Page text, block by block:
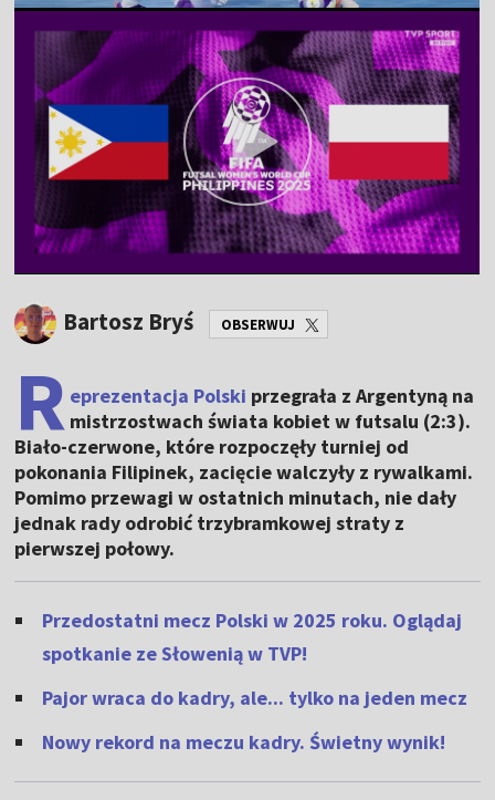
Bartosz Bryś OBSERWUJ
R eprezentacja Polski przegrała z Argentyną na
mistrzostwach świata kobiet w futsalu (2:3).
Biało-czerwone, które rozpoczęły turniej od
pokonania Filipinek, zacięcie walczyły z rywalkami.
Pomimo przewagi w ostatnich minutach, nie dały
jednak rady odrobić trzybramkowej straty z
pierwszej połowy.
Przedostatni mecz Polski w 2025 roku. Oglądaj
spotkanie ze Słowenią w TVP!
Pajor wraca do kadry, ale... tylko na jeden mecz
Nowy rekord na meczu kadry. Świetny wynik!